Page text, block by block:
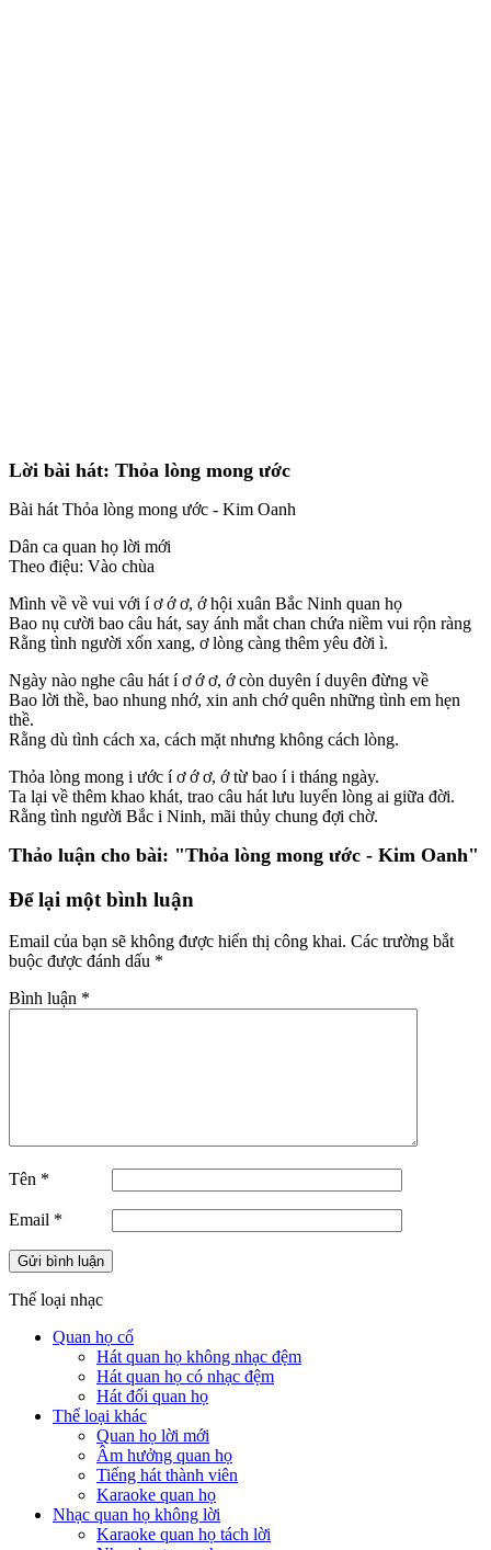
Lời bài hát: Thỏa lòng mong ước
Bài hát Thỏa lòng mong ước - Kim Oanh
Dân ca quan họ lời mới
Theo điệu: Vào chùa
Mình về về vui với í ơ ớ ơ, ớ hội xuân Bắc Ninh quan họ
Bao nụ cười bao câu hát, say ánh mắt chan chứa niềm vui rộn ràng
Rằng tình người xốn xang, ơ lòng càng thêm yêu đời ì.
Ngày nào nghe câu hát í ơ ớ ơ, ớ còn duyên í duyên đừng về
Bao lời thề, bao nhung nhớ, xin anh chớ quên những tình em hẹn
thề.
Rằng dù tình cách xa, cách mặt nhưng không cách lòng.
Thỏa lòng mong i ước í ơ ớ ơ, ớ từ bao í i tháng ngày.
Ta lại về thêm khao khát, trao câu hát lưu luyến lòng ai giữa đời.
Rằng tình người Bắc i Ninh, mãi thủy chung đợi chờ.
Thảo luận cho bài: "Thỏa lòng mong ước - Kim Oanh"
Để lại một bình luận
Email của bạn sẽ không được hiển thị công khai. Các trường bắt
buộc được đánh dấu *
Bình luận *
Tên *
Email *
Thế loại nhạc
Quan họ cổ
Hát quan họ không nhạc đệm
Hát quan họ có nhạc đệm
Hát đối quan họ
Thể loại khác
Quan họ lời mới
Âm hưởng quan họ
Tiếng hát thành viên
Karaoke quan họ
Nhạc quan họ không lời
Karaoke quan họ tách lời